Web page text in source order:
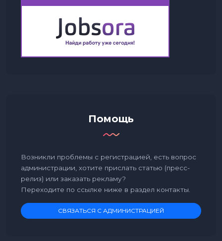
Помощь
Возникли проблемы с регистрацией, есть вопрос
администрации, хотите прислать статью (пресс-
релиз) или заказать рекламу?
Переходите по ссылке ниже в раздел контакты.
СВЯЗАТЬСЯ С АДМИНИСТРАЦИЕЙ